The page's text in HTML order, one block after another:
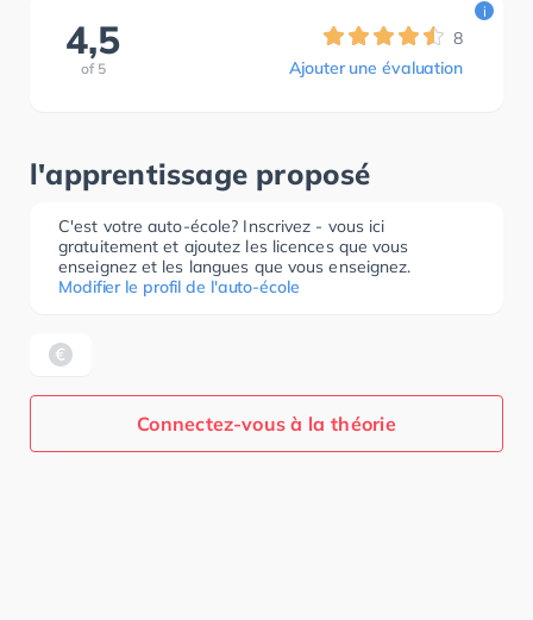
4,5
of 5
8
Ajouter une évaluation
i
l'apprentissage proposé
C'est votre auto-école? Inscrivez - vous ici
gratuitement et ajoutez les licences que vous
enseignez et les langues que vous enseignez.
Modifier le profil de l'auto-école
Connectez-vous à la théorie